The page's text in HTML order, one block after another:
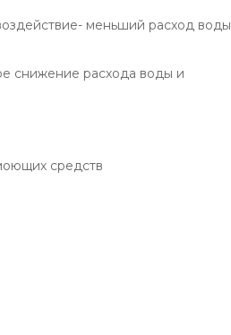
меньший расход воды
снижение расхода воды и
средств